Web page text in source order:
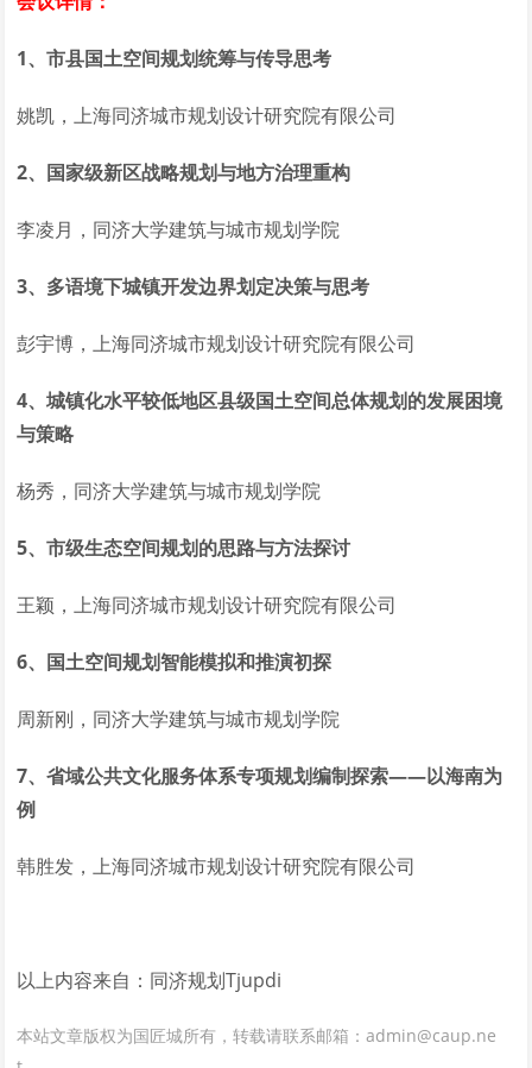
1、市县国土空间规划统筹与传导思考
姚凯，上海同济城市规划设计研究院有限公司
2、国家级新区战略规划与地方治理重构
李凌月，同济大学建筑与城市规划学院
3、多语境下城镇开发边界划定决策与思考
彭宇博，上海同济城市规划设计研究院有限公司
4、城镇化水平较低地区县级国土空间总体规划的发展困境
与策略
杨秀，同济大学建筑与城市规划学院
5、市级生态空间规划的思路与方法探讨
王颖，上海同济城市规划设计研究院有限公司
6、国土空间规划智能模拟和推演初探
周新刚，同济大学建筑与城市规划学院
7、省域公共文化服务体系专项规划编制探索——以海南为
例
韩胜发，上海同济城市规划设计研究院有限公司
以上内容来自：同济规划Tjupdi
本站文章版权为国匠城所有，转载请联系邮箱：admin@caup.ne